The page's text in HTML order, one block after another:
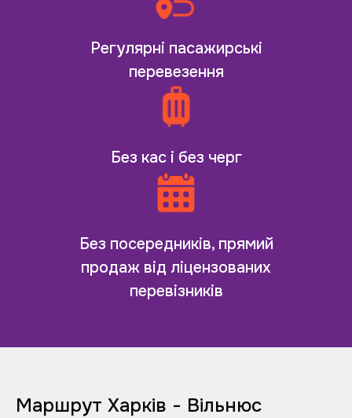
Регулярні пасажирські
перевезення
Без кас і без черг
Без посередників, прямий
продаж від ліцензованих
перевізників
Маршрут Харків - Вільнюс